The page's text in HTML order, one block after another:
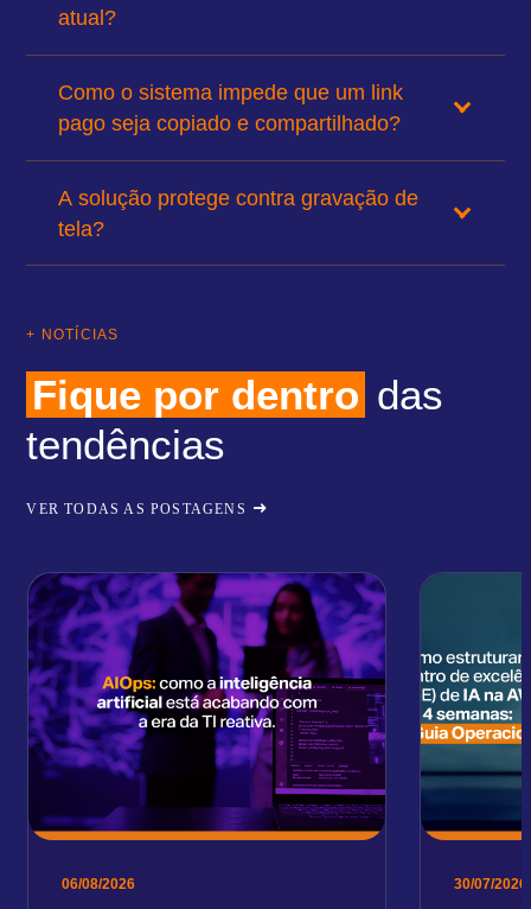
atual?
Como o sistema impede que um link
pago seja copiado e compartilhado?
A solução protege contra gravação de
tela?
+ NOTÍCIAS
Fique por dentro das
tendências
VER TODAS AS POSTAGENS
06/08/2026 30/07/2026